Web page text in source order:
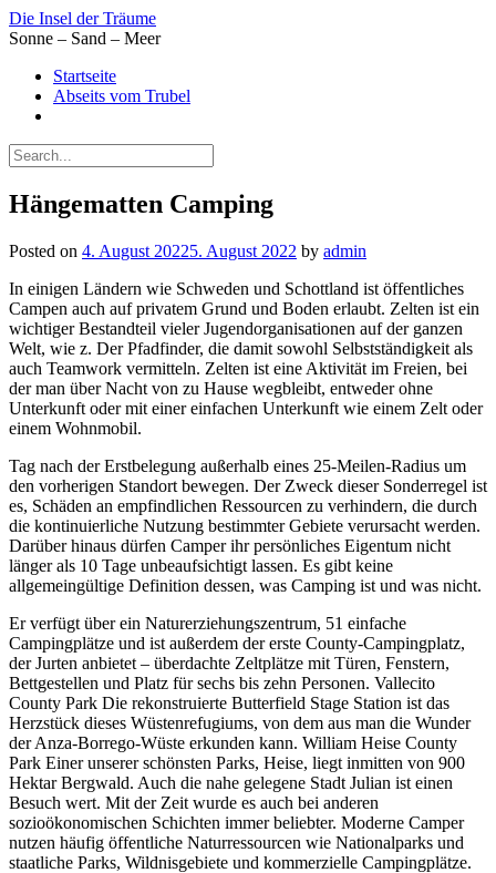
Skip
to
Die Insel der Träume
Sonne – Sand – Meer
Startseite
Abseits vom Trubel
Hängematten Camping
Posted on 4. August 20225. August 2022 by admin
In einigen Ländern wie Schweden und Schottland ist öffentliches
Campen auch auf privatem Grund und Boden erlaubt. Zelten ist ein
wichtiger Bestandteil vieler Jugendorganisationen auf der ganzen
Welt, wie z. Der Pfadfinder, die damit sowohl Selbstständigkeit als
auch Teamwork vermitteln. Zelten ist eine Aktivität im Freien, bei
der man über Nacht von zu Hause wegbleibt, entweder ohne
Unterkunft oder mit einer einfachen Unterkunft wie einem Zelt oder
einem Wohnmobil.
Tag nach der Erstbelegung außerhalb eines 25-Meilen-Radius um
den vorherigen Standort bewegen. Der Zweck dieser Sonderregel ist
es, Schäden an empfindlichen Ressourcen zu verhindern, die durch
die kontinuierliche Nutzung bestimmter Gebiete verursacht werden.
Darüber hinaus dürfen Camper ihr persönliches Eigentum nicht
länger als 10 Tage unbeaufsichtigt lassen. Es gibt keine
allgemeingültige Definition dessen, was Camping ist und was nicht.
Er verfügt über ein Naturerziehungszentrum, 51 einfache
Campingplätze und ist außerdem der erste County-Campingplatz,
der Jurten anbietet – überdachte Zeltplätze mit Türen, Fenstern,
Bettgestellen und Platz für sechs bis zehn Personen. Vallecito
County Park Die rekonstruierte Butterfield Stage Station ist das
Herzstück dieses Wüstenrefugiums, von dem aus man die Wunder
der Anza-Borrego-Wüste erkunden kann. William Heise County
Park Einer unserer schönsten Parks, Heise, liegt inmitten von 900
Hektar Bergwald. Auch die nahe gelegene Stadt Julian ist einen
Besuch wert. Mit der Zeit wurde es auch bei anderen
sozioökonomischen Schichten immer beliebter. Moderne Camper
nutzen häufig öffentliche Naturressourcen wie Nationalparks und
staatliche Parks, Wildnisgebiete und kommerzielle Campingplätze.